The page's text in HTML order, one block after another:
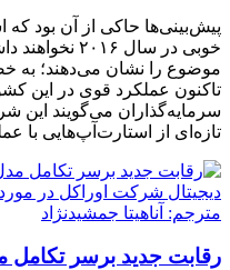
پیش‌بینی‌ها حاکی از آن بود
خوبی در سال
موضوع را نشان می‌دهند؛ به
تاکنون عملکرد قوی در این
سرمایه‌گذاران می‌گویند این
تازه‌ای از استارت‌آپ‌هایی با
رقابت جدید برسر